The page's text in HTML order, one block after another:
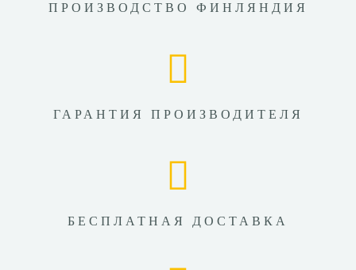
ПРОИЗВОДСТВО ФИНЛЯНДИЯ
ГАРАНТИЯ ПРОИЗВОДИТЕЛЯ
БЕСПЛАТНАЯ ДОСТАВКА